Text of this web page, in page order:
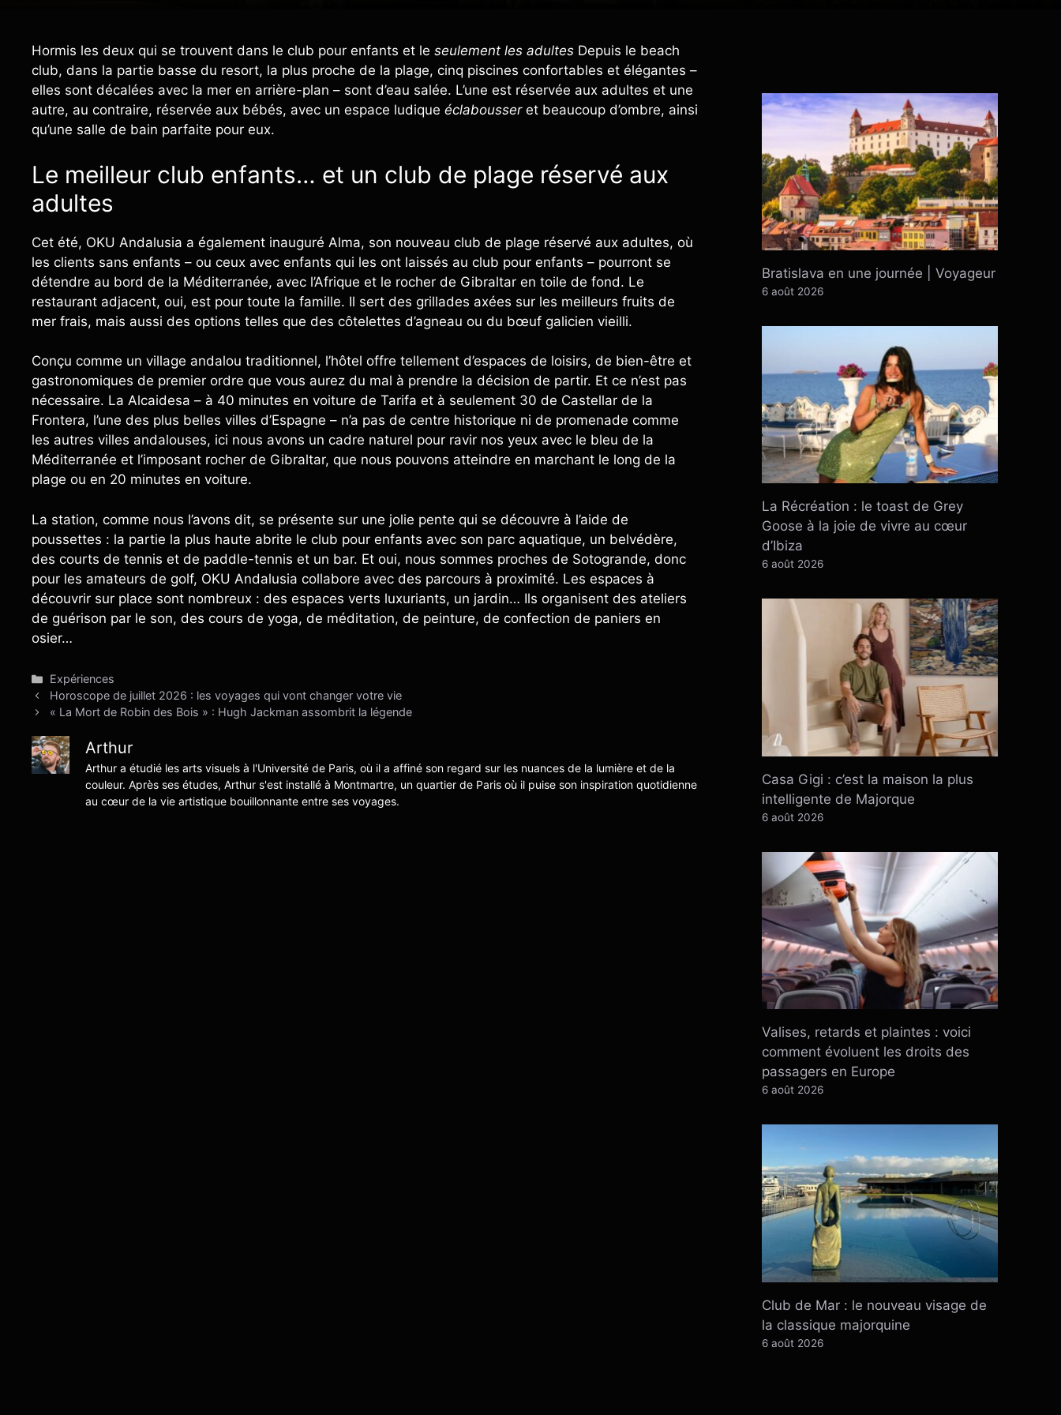
Hormis les deux qui se trouvent dans le club pour enfants et le seulement les adultes Depuis le beach
club, dans la partie basse du resort, la plus proche de la plage, cinq piscines confortables et élégantes –
elles sont décalées avec la mer en arrière-plan – sont d’eau salée. L’une est réservée aux adultes et une
autre, au contraire, réservée aux bébés, avec un espace ludique éclabousseret beaucoup d’ombre, ainsi
qu’une salle de bain parfaite pour eux.
Le meilleur club enfants… et un club de plage réservé aux
adultes
Cet été, OKU Andalusia a également inauguré Alma, son nouveau club de plage réservé aux adultes, où
les clients sans enfants – ou ceux avec enfants qui les ont laissés au club pour enfants – pourront se
détendre au bord de la Méditerranée, avec l’Afrique et le rocher de Gibraltar en toile de fond. Le
restaurant adjacent, oui, est pour toute la famille. Il sert des grillades axées sur les meilleurs fruits de
mer frais, mais aussi des options telles que des côtelettes d’agneau ou du bœuf galicien vieilli.
Conçu comme un village andalou traditionnel, l’hôtel offre tellement d’espaces de loisirs, de bien-être et
gastronomiques de premier ordre que vous aurez du mal à prendre la décision de partir. Et ce n’est pas
nécessaire. La Alcaidesa – à 40 minutes en voiture de Tarifa et à seulement 30 de Castellar de la
Frontera, l’une des plus belles villes d’Espagne – n’a pas de centre historique ni de promenade comme
les autres villes andalouses, ici nous avons un cadre naturel pour ravir nos yeux avec le bleu de la
Méditerranée et l’imposant rocher de Gibraltar, que nous pouvons atteindre en marchant le long de la
plage ou en 20 minutes en voiture.
La station, comme nous l’avons dit, se présente sur une jolie pente qui se découvre à l’aide de
poussettes : la partie la plus haute abrite le club pour enfants avec son parc aquatique, un belvédère,
des courts de tennis et de paddle-tennis et un bar. Et oui, nous sommes proches de Sotogrande, donc
pour les amateurs de golf, OKU Andalusia collabore avec des parcours à proximité. Les espaces à
découvrir sur place sont nombreux : des espaces verts luxuriants, un jardin… Ils organisent des ateliers
de guérison par le son, des cours de yoga, de méditation, de peinture, de confection de paniers en
osier…
Catégories
Expériences
Horoscope de juillet 2026 : les voyages qui vont changer votre vie
« La Mort de Robin des Bois » : Hugh Jackman assombrit la légende
Arthur
Arthur a étudié les arts visuels à l'Université de Paris, où il a affiné son regard sur les nuances de la lumière et de la
couleur. Après ses études, Arthur s'est installé à Montmartre, un quartier de Paris où il puise son inspiration quotidienne
au cœur de la vie artistique bouillonnante entre ses voyages.
Bratislava en une journée | Voyageur
6 août 2026
La Récréation : le toast de Grey
Goose à la joie de vivre au cœur
d’Ibiza
6 août 2026
Casa Gigi : c’est la maison la plus
intelligente de Majorque
6 août 2026
Valises, retards et plaintes : voici
comment évoluent les droits des
passagers en Europe
6 août 2026
Club de Mar : le nouveau visage de
la classique majorquine
6 août 2026